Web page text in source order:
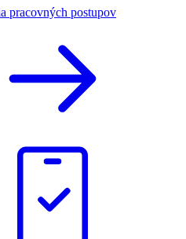
pracovných postupov